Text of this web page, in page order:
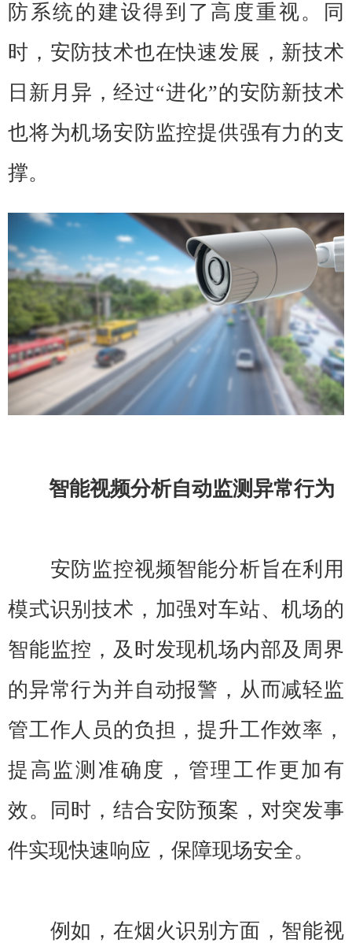
防系统的建设得到了高度重视。同
时，安防技术也在快速发展，新技术
日新月异，经过“进化”的安防新技术
也将为机场安防监控提供强有力的支
撑。
智能视频分析自动监测异常行为
安防监控视频智能分析旨在利用
模式识别技术，加强对车站、机场的
智能监控，及时发现机场内部及周界
的异常行为并自动报警，从而减轻监
管工作人员的负担，提升工作效率，
提高监测准确度，管理工作更加有
效。同时，结合安防预案，对突发事
件实现快速响应，保障现场安全。
例如，在烟火识别方面，智能视